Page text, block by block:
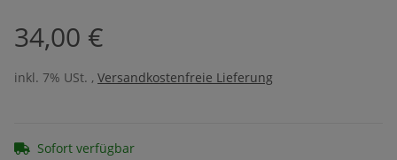
34,00 €
inkl. 7% USt. , Versandkostenfreie Lieferung
Sofort verfügbar